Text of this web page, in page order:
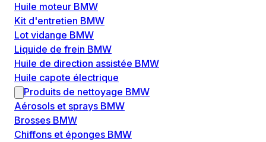
Huile moteur BMW
Kit d'entretien BMW
Lot vidange BMW
Liquide de frein BMW
Huile de direction assistée BMW
Huile capote électrique
Produits de nettoyage BMW
Aérosols et sprays BMW
Brosses BMW
Chiffons et éponges BMW